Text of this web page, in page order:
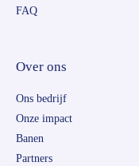
FAQ
Over ons
Ons bedrijf
Onze impact
Banen
Partners